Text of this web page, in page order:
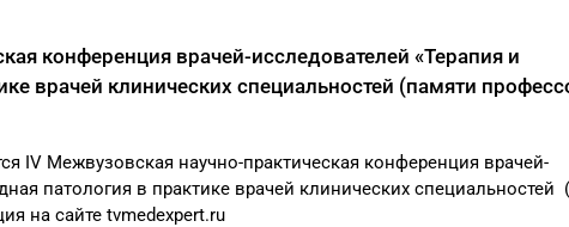
конференция врачей-исследователей «Терапия и
врачей клинических специальностей (памяти
IV Межвузовская научно-практическая конференция врачей-
патология в практике врачей клинических специальностей
на сайте tvmedexpert.ru